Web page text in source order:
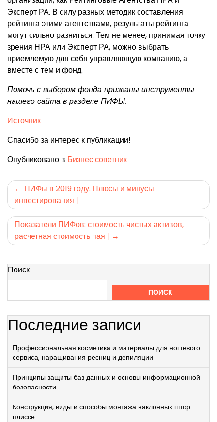
Эксперт РА. В силу разных методик составления
рейтинга этими агентствами, результаты рейтинга
могут сильно разниться. Тем не менее, принимая точку
зрения НРА или Эксперт РА, можно выбрать
приемлемую для себя управляющую компанию, а
вместе с тем и фонд.
Помочь с выбором фонда призваны инструменты
нашего сайта в разделе ПИФЫ.
Источник
Спасибо за интерес к публикации!
Опубликовано в Бизнес советник
Навигация
по
записям
ПИФы в 2019 году. Плюсы и минусы
инвестирования |
Показатели ПИФов: стоимость чистых активов,
расчетная стоимость пая |
Поиск
ПОИСК
Последние записи
Профессиональная косметика и материалы для ногтевого
сервиса, наращивания ресниц и депиляции
Принципы защиты баз данных и основы информационной
безопасности
Конструкция, виды и способы монтажа наклонных штор
плиссе